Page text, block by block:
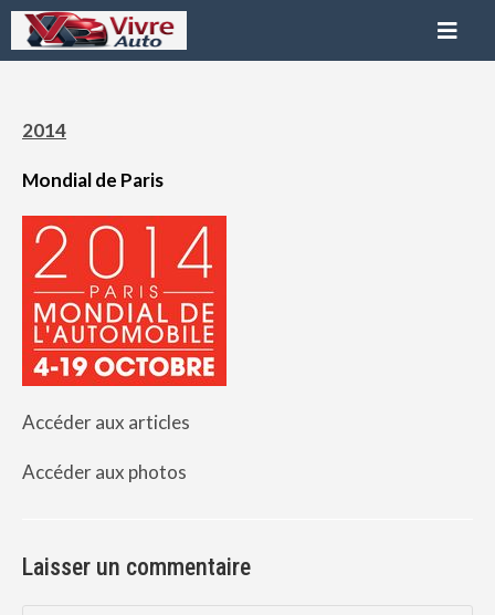
2014
Mondial de Paris
Accéder aux articles
Accéder aux photos
Laisser un commentaire